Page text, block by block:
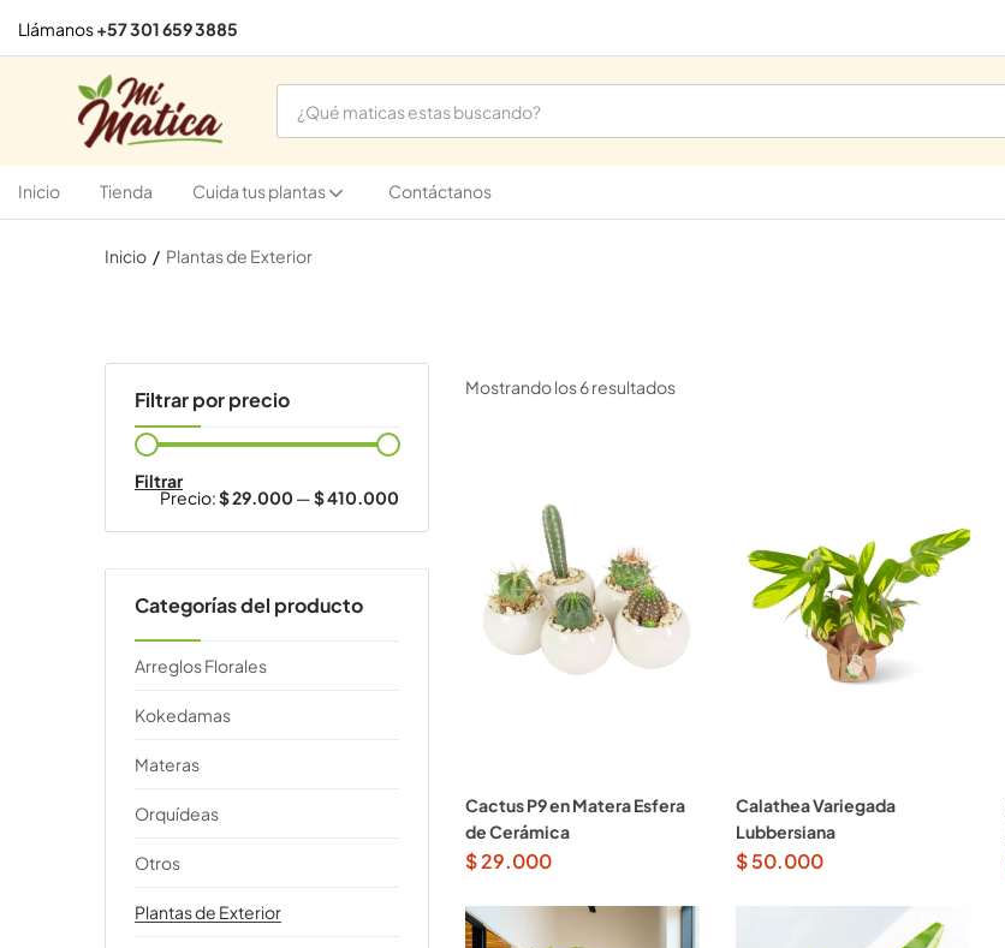
Llámanos+57 301 659 3885
Inicio Tienda Cuida tus plantas Contáctanos
Inicio Plantas de Exterior
Filtrar por precio
Filtrar
Precio:$ 29.000—$ 410.000
Categorías del producto
Arreglos Florales
Kokedamas
Materas
Orquídeas
Otros
Plantas de Exterior
Mostrando los 6 resultados
Cactus P9 en Matera Esfera
de Cerámica
$29.000
Calathea Variegada
Lubbersiana
$50.000